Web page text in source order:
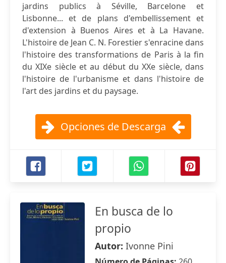
jardins publics à Séville, Barcelone et
Lisbonne... et de plans d'embellissement et
d'extension à Buenos Aires et à La Havane.
L'histoire de Jean C. N. Forestier s'enracine dans
l'histoire des transformations de Paris à la fin
du XIXe siècle et au début du XXe siècle, dans
l'histoire de l'urbanisme et dans l'histoire de
l'art des jardins et du paysage.
Opciones de Descarga
En busca de lo
propio
Autor: Ivonne Pini